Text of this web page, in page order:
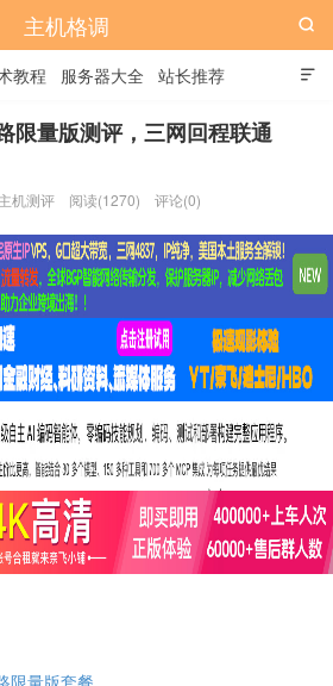
主机格调

教程 服务器大全 站长推荐

限量版测评，三网回程联通
主机测评 阅读(1270) 评论(0)
限量版套餐